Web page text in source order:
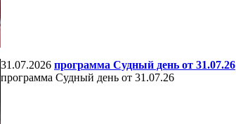
31.07.2026 программа Судный день от 31.07.26
программа Судный день от 31.07.26